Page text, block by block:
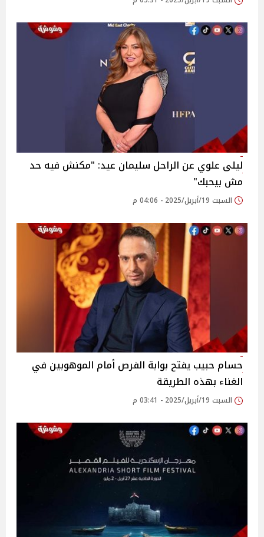
ليلى علوي عن الراحل سليمان عيد: "مكنش فيه حد
مش بيحبك"
السبت 19/أبريل/2025 - 04:06 م
حسام حبيب يفتح بوابة الفرص أمام الموهوبين في
الغناء بهذه الطريقة
السبت 19/أبريل/2025 - 03:41 م